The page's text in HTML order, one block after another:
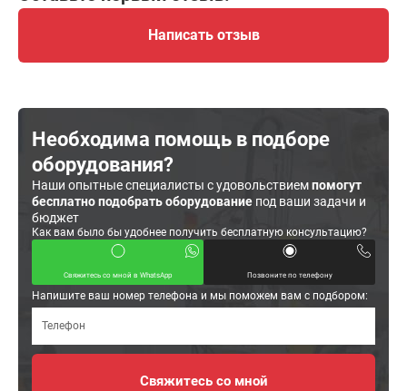
Написать отзыв
Необходима помощь в подборе
оборудования?
Наши опытные специалисты с удовольствиемпомогут
бесплатно подобрать оборудование под ваши задачи и
бюджет
Как вам было бы удобнее получить бесплатную консультацию?
Свяжитесь со мной в WhatsApp Позвоните по телефону
Напишите ваш номер телефона и мы поможем вам с подбором: